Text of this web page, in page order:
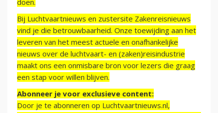
doen.
Bij Luchtvaartnieuws en zustersite Zakenreisnieuws
vind je die betrouwbaarheid. Onze toewijding aan het
leveren van het meest actuele en onafhankelijke
nieuws over de luchtvaart- en (zaken)reisindustrie
maakt ons een onmisbare bron voor lezers die graag
een stap voor willen blijven.
Abonneer je voor exclusieve content:
Door je te abonneren op Luchtvaartnieuws.nl,